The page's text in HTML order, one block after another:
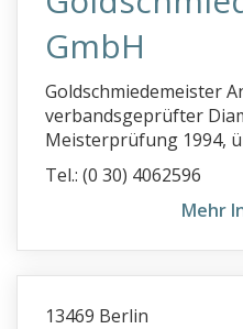
GmbH
Goldschmiedemeister
verbandsgeprüfter
Meisterprüfung 1994,
Tel.: (0 30) 4062596
Mehr
13469 Berlin